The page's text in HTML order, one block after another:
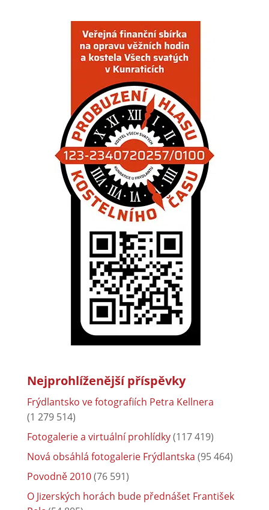
Nejprohlíženější příspěvky
Frýdlantsko ve fotografiích Petra Kellnera
(1 279 514)
Fotogalerie a virtuální prohlídky(117 419)
Nová obsáhlá fotogalerie Frýdlantska (95 464)
Povodně 2010(76 591)
O Jizerských horách bude přednášet František